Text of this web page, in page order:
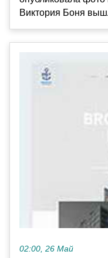
Виктория Боня
02:00, 26 Май